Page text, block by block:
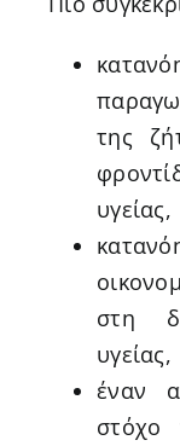
της
υγείας,
στη
υγείας,
έναν
στόχο